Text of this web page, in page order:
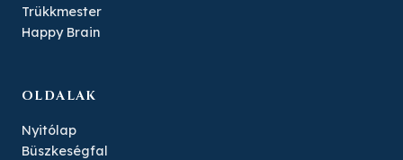
Trükkmester
Happy Brain
OLDALAK
Nyitólap
Büszkeségfal